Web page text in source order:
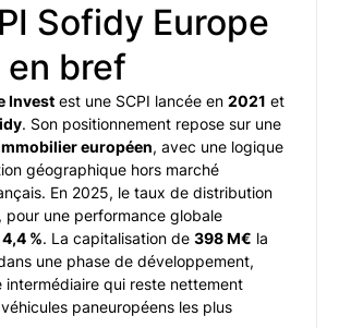
Sofidy Europe
en bref
Invest est une SCPI lancée en 2021 et
. Son positionnement repose sur une
européen, avec une logique
géographique hors marché
En 2025, le taux de distribution
, pour une performance globale
4,4 %. La capitalisation de 398 M€ la
une phase de développement,
intermédiaire qui reste nettement
paneuropéens les plus